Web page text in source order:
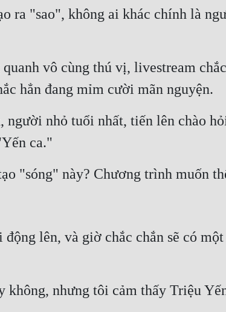
ra "sao", không ai khác chính là
vô cùng thú vị, livestream
hẳn đang mỉm cười mãn nguyện.
người nhỏ tuổi nhất, tiến lên chào
ca."
"sóng" này? Chương trình muốn
lên, và giờ chắc chắn sẽ có
không, nhưng tôi cảm thấy Triệu